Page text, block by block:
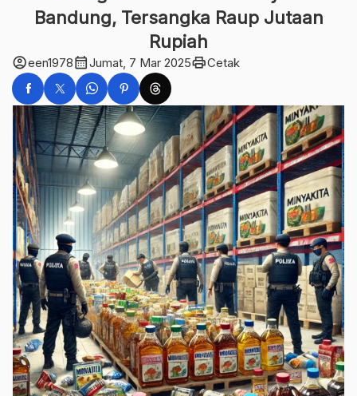
Bandung, Tersangka Raup Jutaan
Rupiah
account_circleeen1978calendar_monthJumat, 7 Mar 2025printCetak